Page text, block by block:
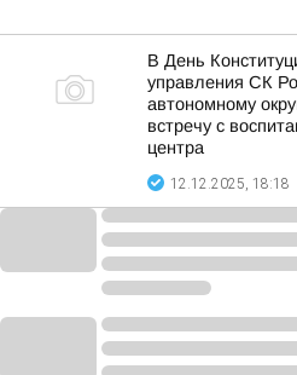
В День
управления СК
автономному
встречу с
центра
12.12.2025, 18:18